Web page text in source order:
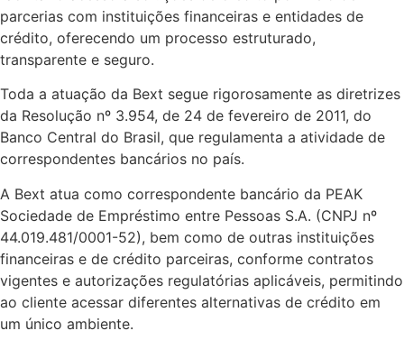
parcerias com instituições financeiras e entidades de
crédito, oferecendo um processo estruturado,
transparente e seguro.
Toda a atuação da Bext segue rigorosamente as diretrizes
da Resolução nº 3.954, de 24 de fevereiro de 2011, do
Banco Central do Brasil, que regulamenta a atividade de
correspondentes bancários no país.
A Bext atua como correspondente bancário da PEAK
Sociedade de Empréstimo entre Pessoas S.A. (CNPJ nº
44.019.481/0001-52), bem como de outras instituições
financeiras e de crédito parceiras, conforme contratos
vigentes e autorizações regulatórias aplicáveis, permitindo
ao cliente acessar diferentes alternativas de crédito em
um único ambiente.